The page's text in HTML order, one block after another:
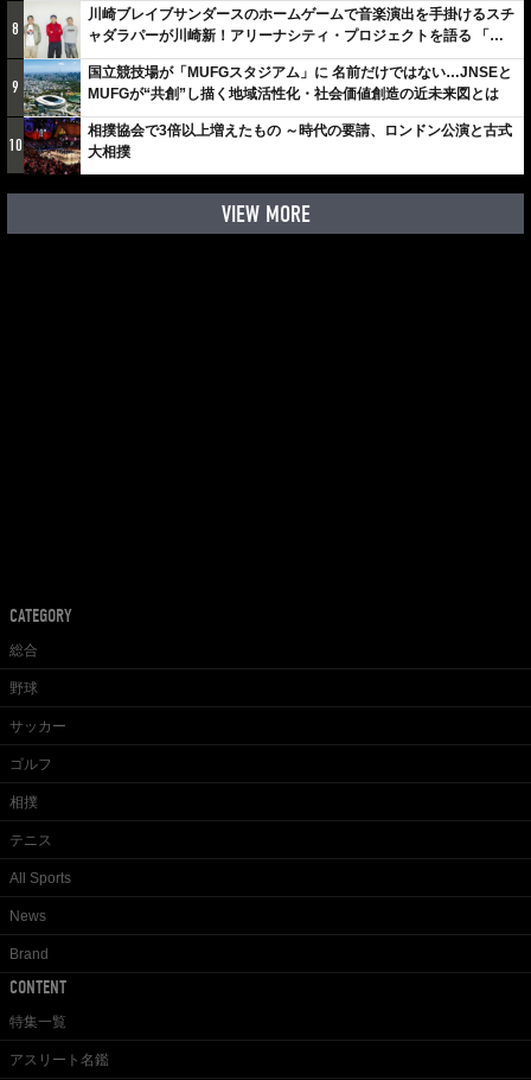
8
川崎ブレイブサンダースのホームゲームで音楽演出を手掛けるスチ
ャダラパーが川崎新！アリーナシティ・プロジェクトを語る 「楽
しみでしかないでしょ。川崎は、ずっと成長曲線だから」
9
国立競技場が「MUFGスタジアム」に 名前だけではない…JNSEと
MUFGが“共創”し描く地域活性化・社会価値創造の近未来図とは
10
相撲協会で3倍以上増えたもの ～時代の要請、ロンドン公演と古式
大相撲
VIEW MORE
CATEGORY
総合
野球
サッカー
ゴルフ
相撲
テニス
All Sports
News
Brand
CONTENT
特集一覧
アスリート名鑑